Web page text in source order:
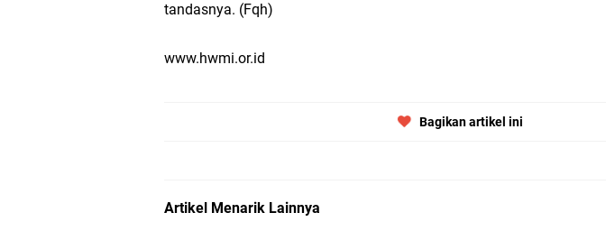
tandasnya. (Fqh)
www.hwmi.or.id
Bagikan artikel ini
Artikel Menarik Lainnya